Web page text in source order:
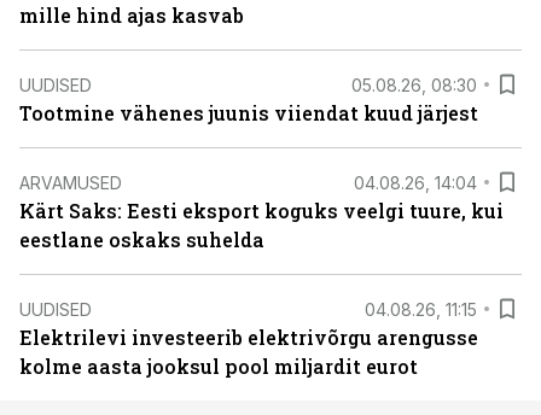
mille hind ajas kasvab
UUDISED 05.08.26, 08:30
Tootmine vähenes juunis viiendat kuud järjest
ARVAMUSED 04.08.26, 14:04
Kärt Saks: Eesti eksport koguks veelgi tuure, kui
eestlane oskaks suhelda
UUDISED 04.08.26, 11:15
Elektrilevi investeerib elektrivõrgu arengusse
kolme aasta jooksul pool miljardit eurot